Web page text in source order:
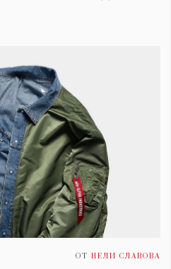
ОТ НЕЛИ СЛАВОВА
ЗА НАС
Условия за
ползване
За нас
Реклама